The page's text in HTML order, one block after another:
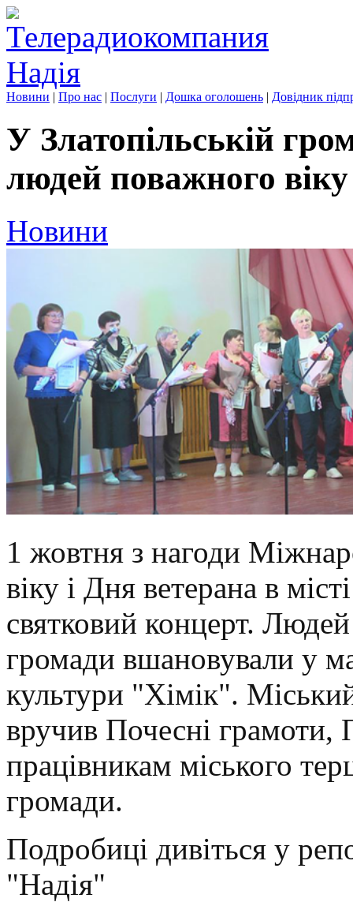
Новини | Про нас | Послуги | Дошка оголошень | Довідник
У Златопільській
людей поважного віку
Новини
1 жовтня з нагоди
віку і Дня ветерана в
святковий концерт. Людей
громади вшановували у
культури "Хімік".
вручив Почесні грамоти,
працівникам міського
громади.
Подробиці дивіться у
"Надія"